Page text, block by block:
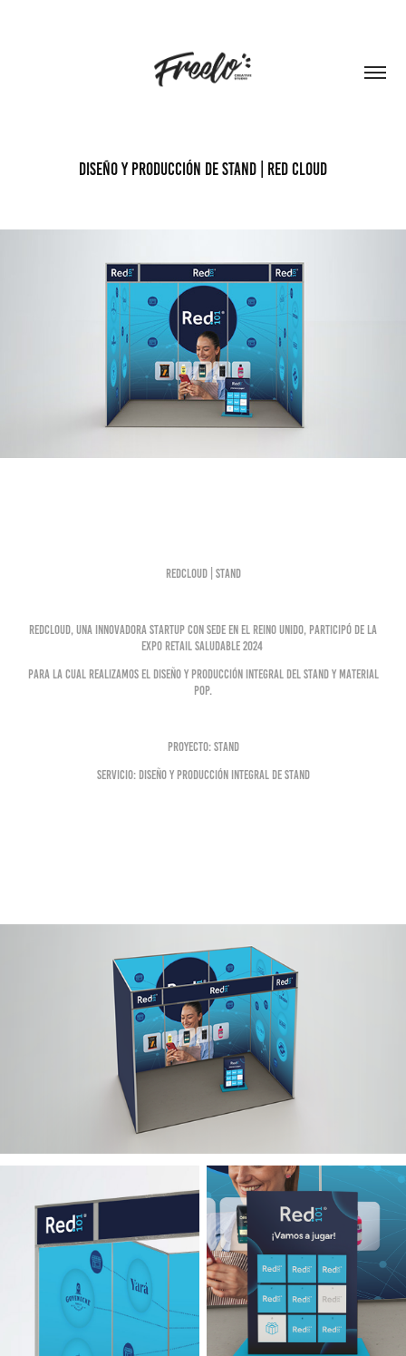
Diseño y producción de stand | Red Cloud
RedCloud | Stand
RedCloud, una innovadora startup con sede en el Reino Unido, participó de la
Expo Retail Saludable 2024
para la cual realizamos el diseño y producción integral del stand y material
POP.
Proyecto: Stand
Servicio: Diseño y producción integral de stand